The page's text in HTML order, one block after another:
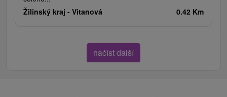
Žilinský kraj - Vitanová 0.42 Km
načíst další